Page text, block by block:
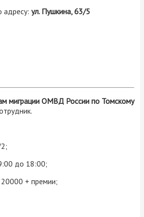
ул. Пушкина, 63/5
миграции ОМВД России по Томскому
до 18:00;
20000 + премии;